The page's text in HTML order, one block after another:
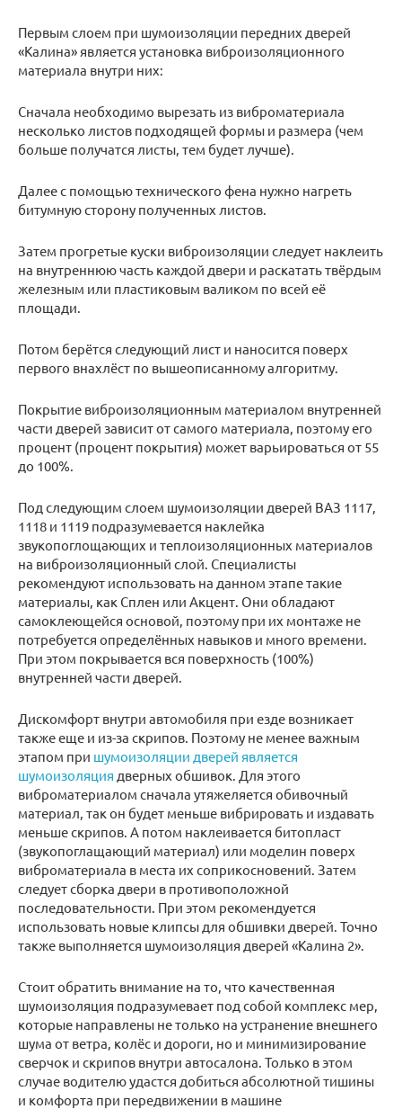
Первым слоем при шумоизоляции передних дверей
«Калина» является установка виброизоляционного
материала внутри них:
Сначала необходимо вырезать из виброматериала
несколько листов подходящей формы и размера (чем
больше получатся листы, тем будет лучше).
Далее с помощью технического фена нужно нагреть
битумную сторону полученных листов.
Затем прогретые куски виброизоляции следует наклеить
на внутреннюю часть каждой двери и раскатать твёрдым
железным или пластиковым валиком по всей её
площади.
Потом берётся следующий лист и наносится поверх
первого внахлёст по вышеописанному алгоритму.
Покрытие виброизоляционным материалом внутренней
части дверей зависит от самого материала, поэтому его
процент (процент покрытия) может варьироваться от 55
до 100%.
Под следующим слоем шумоизоляции дверей ВАЗ 1117,
1118 и 1119 подразумевается наклейка
звукопоглощающих и теплоизоляционных материалов
на виброизоляционный слой. Специалисты
рекомендуют использовать на данном этапе такие
материалы, как Сплен или Акцент. Они обладают
самоклеющейся основой, поэтому при их монтаже не
потребуется определённых навыков и много времени.
При этом покрывается вся поверхность (100%)
внутренней части дверей.
Дискомфорт внутри автомобиля при езде возникает
также еще и из-за скрипов. Поэтому не менее важным
этапом при шумоизоляции дверей является
шумоизоляция дверных обшивок. Для этого
виброматериалом сначала утяжеляется обивочный
материал, так он будет меньше вибрировать и издавать
меньше скрипов. А потом наклеивается битопласт
(звукопоглащающий материал) или моделин поверх
виброматериала в места их соприкосновений. Затем
следует сборка двери в противоположной
последовательности. При этом рекомендуется
использовать новые клипсы для обшивки дверей. Точно
также выполняется шумоизоляция дверей «Калина 2».
Стоит обратить внимание на то, что качественная
шумоизоляция подразумевает под собой комплекс мер,
которые направлены не только на устранение внешнего
шума от ветра, колёс и дороги, но и минимизирование
сверчок и скрипов внутри автосалона. Только в этом
случае водителю удастся добиться абсолютной тишины
и комфорта при передвижении в машине